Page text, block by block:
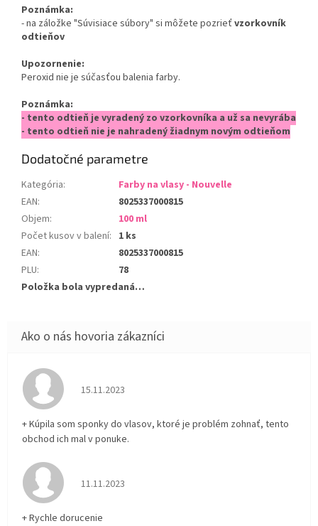
Poznámka:
- na záložke "Súvisiace súbory" si môžete pozrieť vzorkovník
odtieňov
Upozornenie:
Peroxid nie je súčasťou balenia farby.
Poznámka:
- tento odtieň je vyradený zo vzorkovníka a už sa nevyrába
- tento odtieň nie je nahradený žiadnym novým odtieňom
Dodatočné parametre
Kategória:
Farby na vlasy - Nouvelle
EAN:
8025337000815
Objem:
100 ml
Počet kusov v balení: 1 ks
EAN:
8025337000815
PLU:
78
Položka bola vypredaná…
Hodnotenie obchodu je 5 z 5 hviezdičiek.
15.11.2023
+ Kúpila som sponky do vlasov, ktoré je problém zohnať, tento
obchod ich mal v ponuke.
Hodnotenie obchodu je 5 z 5 hviezdičiek.
11.11.2023
+ Rychle dorucenie